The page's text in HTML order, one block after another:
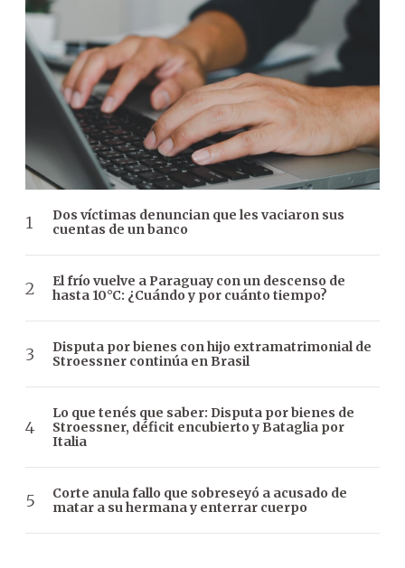
Dos víctimas denuncian que les vaciaron sus
cuentas de un banco
El frío vuelve a Paraguay con un descenso de
hasta 10°C: ¿Cuándo y por cuánto tiempo?
Disputa por bienes con hijo extramatrimonial de
Stroessner continúa en Brasil
Lo que tenés que saber: Disputa por bienes de
Stroessner, déficit encubierto y Bataglia por
Italia
Corte anula fallo que sobreseyó a acusado de
matar a su hermana y enterrar cuerpo